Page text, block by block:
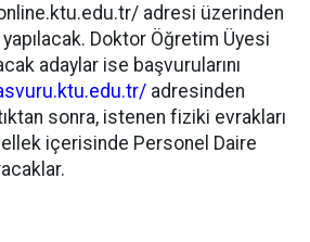
adresi üzerinden
Doktor Öğretim Üyesi
adaylar ise başvurularını
adresinden
sonra, istenen fiziki evrakları
içerisinde Personel Daire